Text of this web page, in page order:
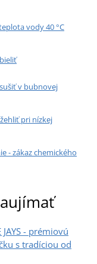
vody 40 °C
v bubnovej
pri nízkej
- zákaz chemického
JAYS - prémiovú
s tradíciou od